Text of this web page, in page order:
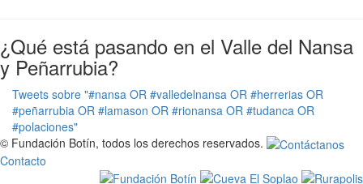
¿Qué está pasando en el Valle del Nansa
y Peñarrubia?
Tweets sobre "#nansa OR #valledelnansa OR #herrerias OR
#peñarrubia OR #lamason OR #rionansa OR #tudanca OR
#polaciones"
© Fundación Botín, todos los derechos reservados.
Contacto